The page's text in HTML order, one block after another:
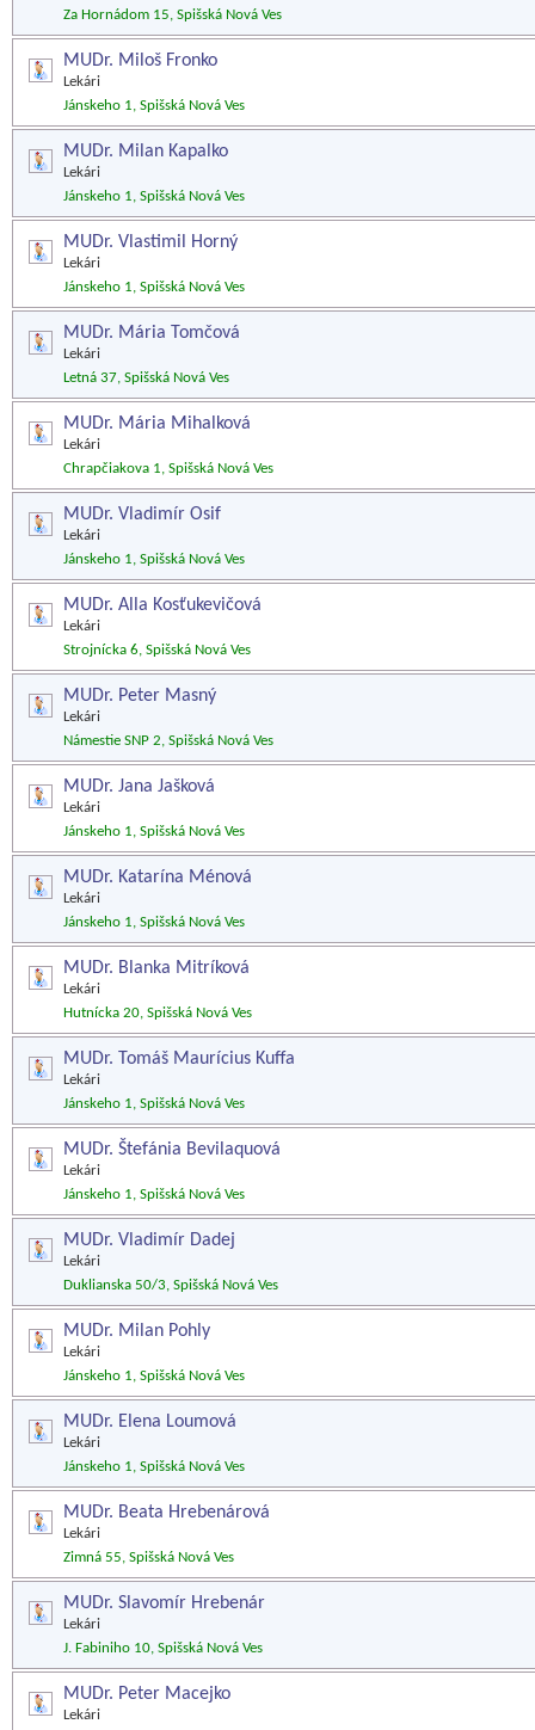
Za Hornádom 15, Spišská Nová Ves
MUDr. Miloš Fronko
Lekári
Jánskeho 1, Spišská Nová Ves
MUDr. Milan Kapalko
Lekári
Jánskeho 1, Spišská Nová Ves
MUDr. Vlastimil Horný
Lekári
Jánskeho 1, Spišská Nová Ves
MUDr. Mária Tomčová
Lekári
Letná 37, Spišská Nová Ves
MUDr. Mária Mihalková
Lekári
Chrapčiakova 1, Spišská Nová Ves
MUDr. Vladimír Osif
Lekári
Jánskeho 1, Spišská Nová Ves
MUDr. Alla Kosťukevičová
Lekári
Strojnícka 6, Spišská Nová Ves
MUDr. Peter Masný
Lekári
Námestie SNP 2, Spišská Nová Ves
MUDr. Jana Jašková
Lekári
Jánskeho 1, Spišská Nová Ves
MUDr. Katarína Ménová
Lekári
Jánskeho 1, Spišská Nová Ves
MUDr. Blanka Mitríková
Lekári
Hutnícka 20, Spišská Nová Ves
MUDr. Tomáš Maurícius Kuffa
Lekári
Jánskeho 1, Spišská Nová Ves
MUDr. Štefánia Bevilaquová
Lekári
Jánskeho 1, Spišská Nová Ves
MUDr. Vladimír Dadej
Lekári
Duklianska 50/3, Spišská Nová Ves
MUDr. Milan Pohly
Lekári
Jánskeho 1, Spišská Nová Ves
MUDr. Elena Loumová
Lekári
Jánskeho 1, Spišská Nová Ves
MUDr. Beata Hrebenárová
Lekári
Zimná 55, Spišská Nová Ves
MUDr. Slavomír Hrebenár
Lekári
J. Fabiniho 10, Spišská Nová Ves
MUDr. Peter Macejko
Lekári